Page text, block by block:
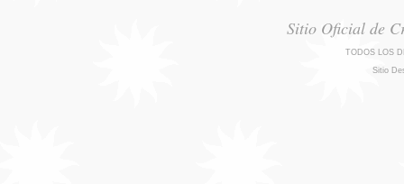
Sitio Oficial de
TODOS LOS
Sitio